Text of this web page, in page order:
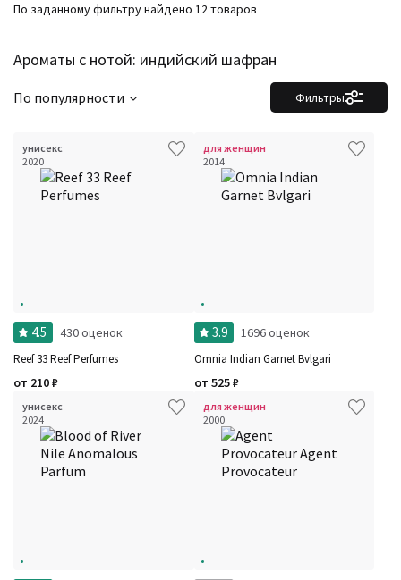
Ароматы с нотой: индийский шафран
По заданному фильтру найдено 12 товаров
Фильтры
По популярности
Количество оценок
унисекс
2020
4.5 430 оценок
Reef 33 Reef Perfumes
от 210₽
для женщин
2014
3.9 1696 оценок
Omnia Indian Garnet Bvlgari
от 525₽
унисекс
2024
для женщин
2000